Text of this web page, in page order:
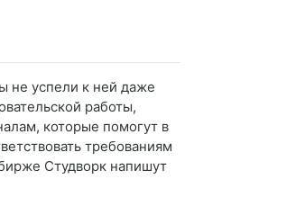
не успели к ней даже
работы,
которые помогут в
требованиям
Студворк напишут